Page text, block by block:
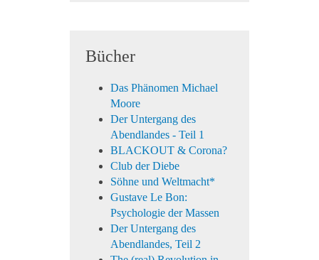
Bücher
Das Phänomen Michael
Moore
Der Untergang des
Abendlandes - Teil 1
BLACKOUT & Corona?
Club der Diebe
Söhne und Weltmacht*
Gustave Le Bon:
Psychologie der Massen
Der Untergang des
Abendlandes, Teil 2